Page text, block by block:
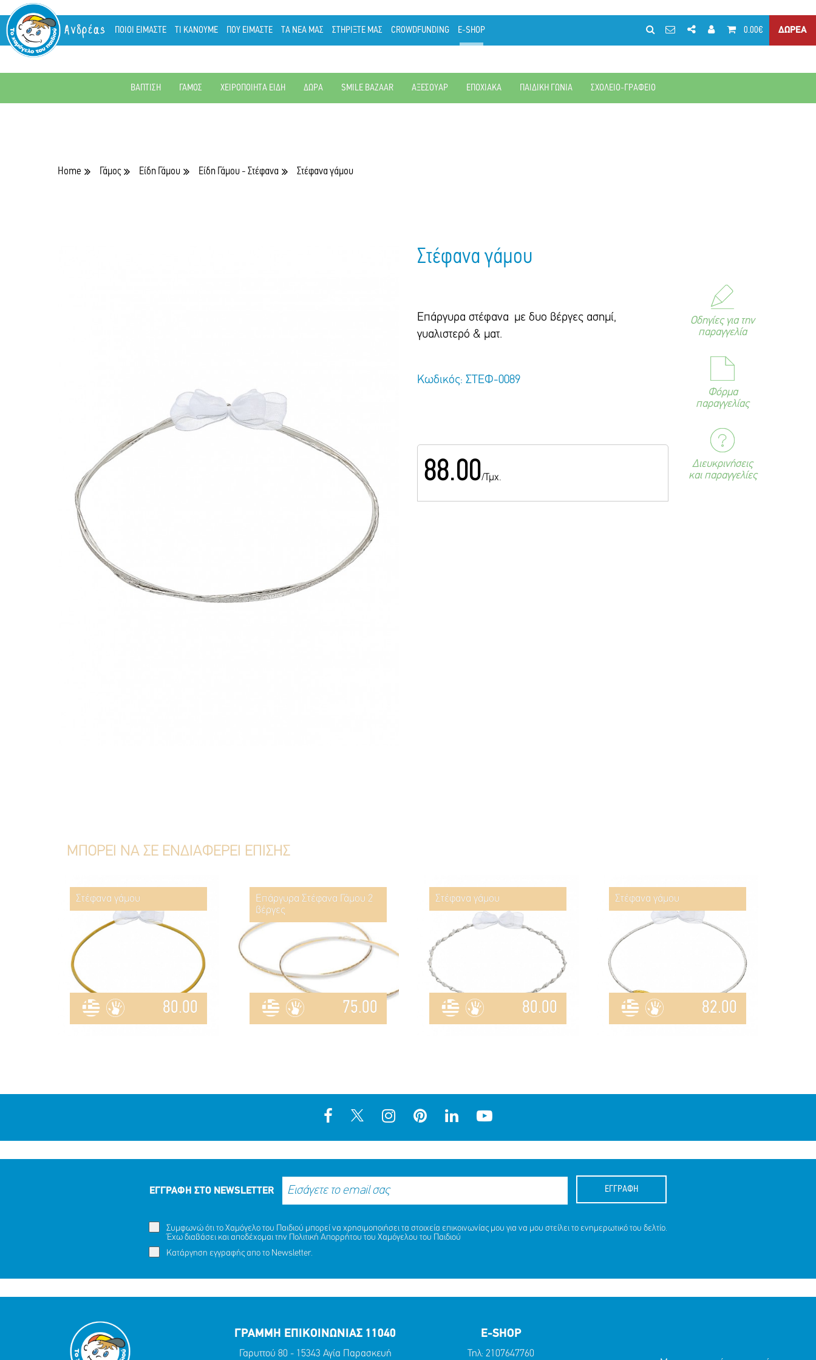
Ανδρέας ΠΟΙΟΙ ΕΙΜΑΣΤΕ ΤΙ ΚΑΝΟΥΜΕ ΠΟΥ ΕΙΜΑΣΤΕ ΤΑ ΝΕΑ ΜΑΣ ΣΤΗΡΙΞΤΕ ΜΑΣ CROWDFUNDING E-SHOP 0.00€ ΔΩΡΕΑ
ΒΑΠΤΙΣΗ ΓΑΜΟΣ ΧΕΙΡΟΠΟΙΗΤΑ ΕΙΔΗ ΔΩΡΑ SMILE BAZAAR ΑΞΕΣΟΥΑΡ ΕΠΟΧΙΑΚΑ ΠΑΙΔΙΚΗ ΓΩΝΙΑ ΣΧΟΛΕΙΟ-ΓΡΑΦΕΙΟ
Home Γάμος Είδη Γάμου Είδη Γάμου - Στέφανα Στέφανα γάμου
Στέφανα γάμου
Επάργυρα στέφανα με δυο βέργες ασημί,
γυαλιστερό & ματ.
Κωδικός: ΣΤΕΦ-0089
88.00/Τμχ.
Οδηγίες για την
παραγγελία
Φόρμα
παραγγελίας
Διευκρινήσεις
και παραγγελίες
ΜΠΟΡΕΙ ΝΑ ΣΕ ΕΝΔΙΑΦΕΡΕΙ ΕΠΙΣΗΣ
Στέφανα γάμου
80.00
Επάργυρα Στέφανα Γάμου 2
βέργες
75.00
Στέφανα γάμου
80.00
Στέφανα γάμου
82.00
ΕΓΓΡΑΦΗ ΣΤΟ NEWSLETTER ΕΓΓΡΑΦΗ
Συμφωνώ ότι το Χαμόγελο του Παιδιού μπορεί να χρησιμοποιήσει τα στοιχεία επικοινωνίας μου για να μου στείλει το ενημερωτικό του δελτίο.
Έχω διαβάσει και αποδέχομαι την
Πολιτική Απορρήτου του Χαμόγελου του Παιδιού
Κατάργηση εγγραφής απο το Newsletter.
ΓΡΑΜΜΗ ΕΠΙΚΟΙΝΩΝΙΑΣ 11040
Γαρυττού 80 - 15343 Αγία Παρασκευή
E-SHOP
Τηλ: 2107647760